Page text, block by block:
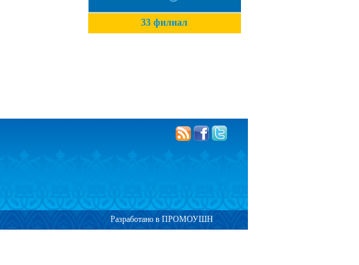
33 филиал
Разработано в ПРОМОУШН